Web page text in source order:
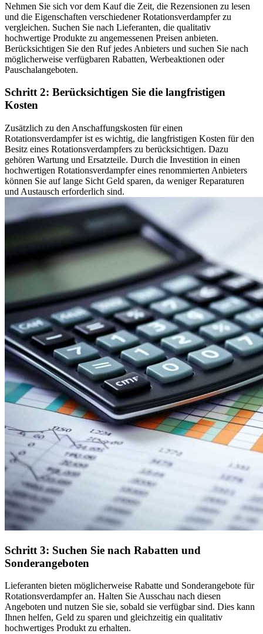
Nehmen Sie sich vor dem Kauf die Zeit, die Rezensionen zu lesen
und die Eigenschaften verschiedener Rotationsverdampfer zu
vergleichen. Suchen Sie nach Lieferanten, die qualitativ
hochwertige Produkte zu angemessenen Preisen anbieten.
Berücksichtigen Sie den Ruf jedes Anbieters und suchen Sie nach
möglicherweise verfügbaren Rabatten, Werbeaktionen oder
Pauschalangeboten.
Schritt 2: Berücksichtigen Sie die langfristigen
Kosten
Zusätzlich zu den Anschaffungskosten für einen
Rotationsverdampfer ist es wichtig, die langfristigen Kosten für den
Besitz eines Rotationsverdampfers zu berücksichtigen. Dazu
gehören Wartung und Ersatzteile. Durch die Investition in einen
hochwertigen Rotationsverdampfer eines renommierten Anbieters
können Sie auf lange Sicht Geld sparen, da weniger Reparaturen
und Austausch erforderlich sind.
Schritt 3: Suchen Sie nach Rabatten und
Sonderangeboten
Lieferanten bieten möglicherweise Rabatte und Sonderangebote für
Rotationsverdampfer an. Halten Sie Ausschau nach diesen
Angeboten und nutzen Sie sie, sobald sie verfügbar sind. Dies kann
Ihnen helfen, Geld zu sparen und gleichzeitig ein qualitativ
hochwertiges Produkt zu erhalten.